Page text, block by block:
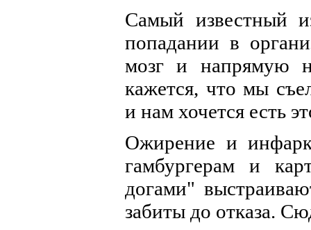
Самый известный
попадании в
мозг и напрямую
кажется, что мы
и нам хочется есть
Ожирение и
гамбургерам и
догами"
забиты до отказа.